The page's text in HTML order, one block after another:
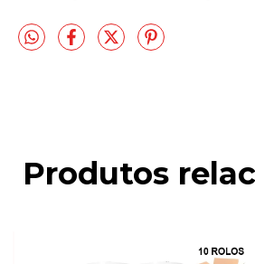
Produtos